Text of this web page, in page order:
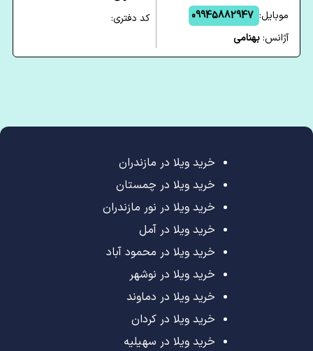
موبایل: 09945882947
آژانس:بهنامی
کد دفتری:
خرید ویلا در مازندران
خرید ویلا در چمستان
خرید ویلا در نور مازندران
خرید ویلا در آمل
خرید ویلا در محمود آباد
خرید ویلا در نوشهر
خرید ویلا در دماوند
خرید ویلا در کردان
خرید ویلا در سهیلیه